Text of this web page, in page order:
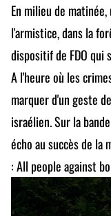
En milieu de
l'armistice, dans la
dispositif de FDO
A l'heure où les
marquer d'un geste
israélien. Sur la
écho au succès de la
: All people against